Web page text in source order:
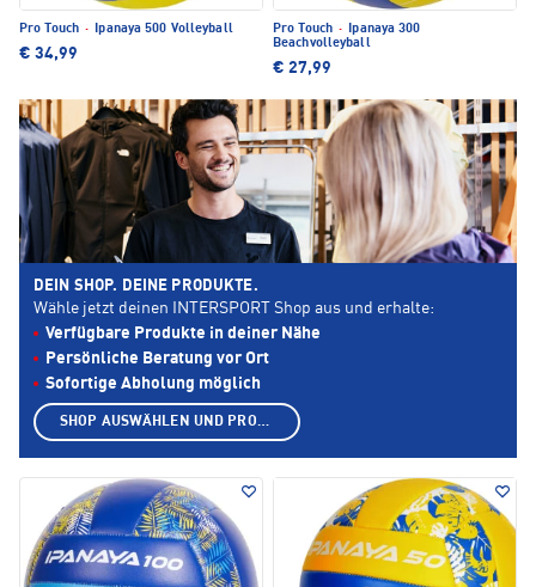
Pro Touch · Ipanaya 500 Volleyball
€ 34,99
Pro Touch ·
Ipanaya 300
Beachvolleyball
€ 27,99
DEIN SHOP. DEINE PRODUKTE.
Wähle jetzt deinen INTERSPORT Shop aus und erhalte:
Verfügbare Produkte in deiner Nähe
Persönliche Beratung vor Ort
Sofortige Abholung möglich
SHOP AUSWÄHLEN UND PRODUKTE ANZEIGEN